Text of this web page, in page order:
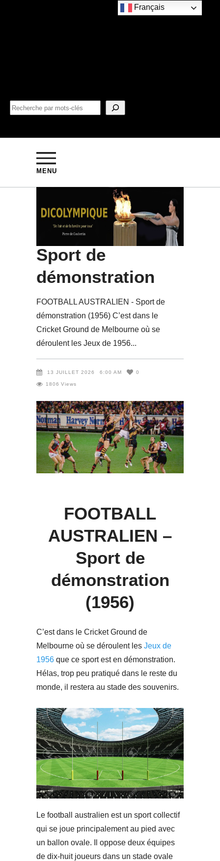
MENU
FOOTBALL
AUSTRALIEN –
Sport de
démonstration
FOOTBALL AUSTRALIEN - Sport de
démonstration (1956) C’est dans le
Cricket Ground de Melbourne où se
déroulent les Jeux de 1956
13 JUILLET 2026 6:00 AM 0
1806 Views
FOOTBALL
AUSTRALIEN –
Sport de
démonstration
(1956)
C’est dans le Cricket Ground de
Melbourne où se déroulent les Jeux de
1956 que ce sport est en démonstration.
Hélas, trop peu pratiqué dans le reste du
monde, il restera au stade des souvenirs.
Le football australien est un sport collectif
qui se joue principalement au pied avec
un ballon ovale. Il oppose deux équipes
de dix-huit joueurs dans un stade ovale
Français